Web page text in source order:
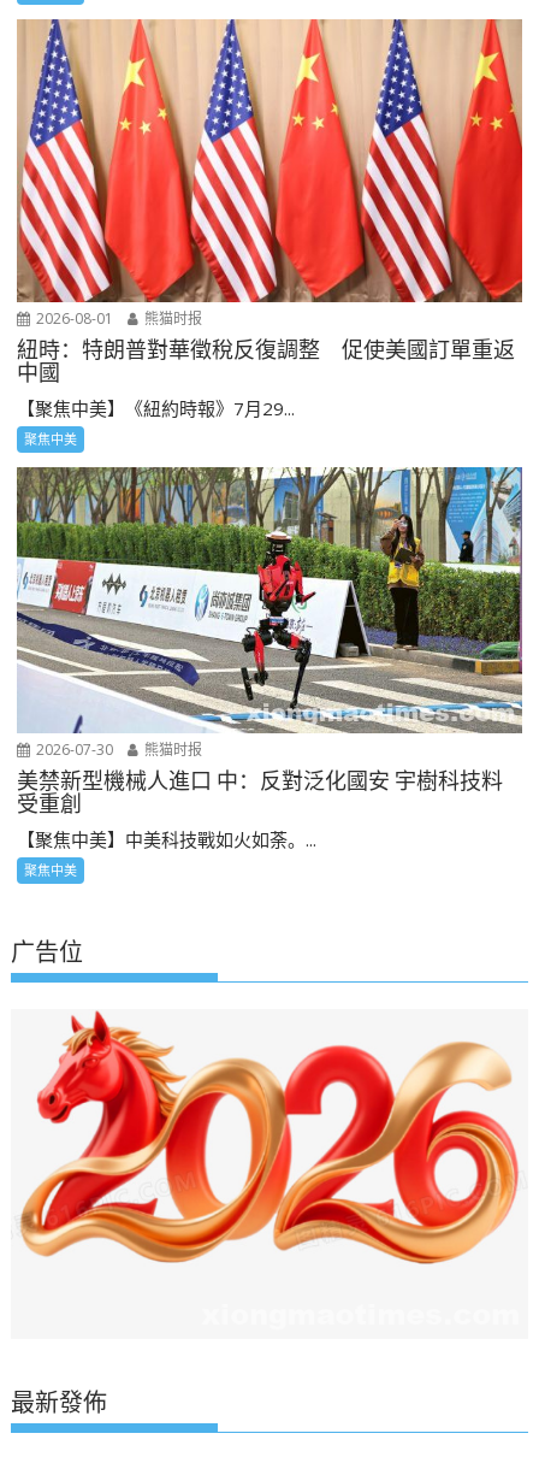
2026-08-01 熊猫时报
紐時：特朗普對華徵稅反復調整 促使美國訂單重返
中國
【聚焦中美】《紐約時報》7月29...
聚焦中美
2026-07-30 熊猫时报
美禁新型機械人進口 中：反對泛化國安 宇樹科技料
受重創
【聚焦中美】中美科技戰如火如荼。...
聚焦中美
广告位
最新發佈